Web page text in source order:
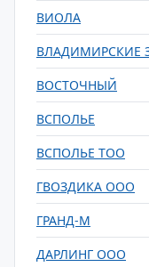
ВИОЛА
ВЛАДИМИРСКИЕ
ВОСТОЧНЫЙ
ВСПОЛЬЕ
ВСПОЛЬЕ ТОО
ГВОЗДИКА ООО
ГРАНД-М
ДАРЛИНГ ООО